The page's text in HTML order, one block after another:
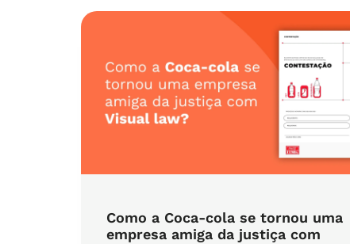
Como a Coca-cola se tornou uma
empresa amiga da justiça com